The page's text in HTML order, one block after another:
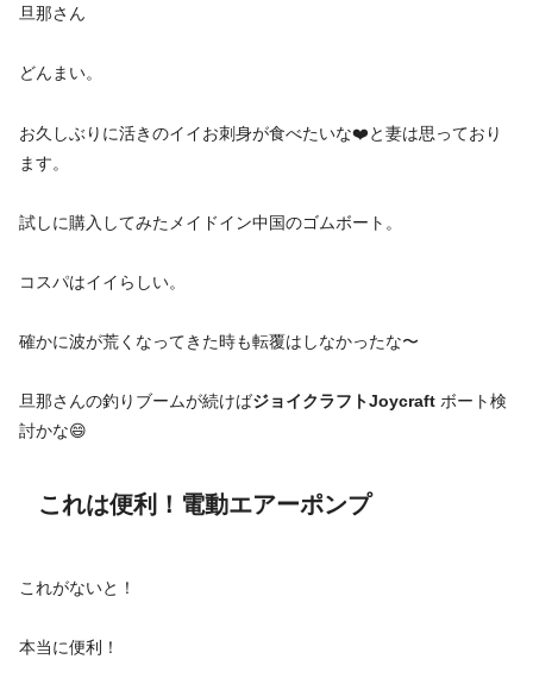
旦那さん
どんまい。
お久しぶりに活きのイイお刺身が食べたいな❤️と妻は思っており
ます。
試しに購入してみたメイドイン中国のゴムボート。
コスパはイイらしい。
確かに波が荒くなってきた時も転覆はしなかったな〜
旦那さんの釣りブームが続けばジョイクラフトJoycraft ボート検
討かな😄
これは便利！電動エアーポンプ
これがないと！
本当に便利！